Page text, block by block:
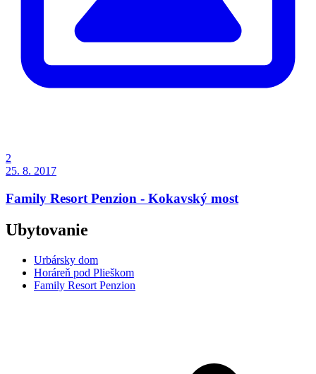
2
25. 8. 2017
Family Resort Penzion - Kokavský most
Ubytovanie
Urbársky dom
Horáreň pod Plieškom
Family Resort Penzion